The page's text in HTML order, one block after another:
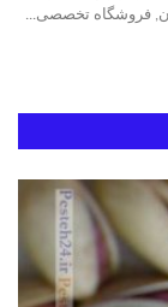
فروشگاه تخصصی...